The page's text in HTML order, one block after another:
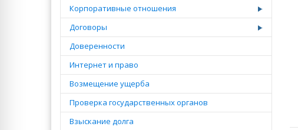
Корпоративные отношения
Договоры
Доверенности
Интернет и право
Возмещение ущерба
Проверка государственных органов
Взыскание долга